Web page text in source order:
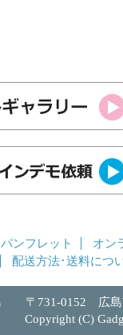
ンフレット
オン
配送方法･送料につ
〒731-0152 広島
Copyright (C)